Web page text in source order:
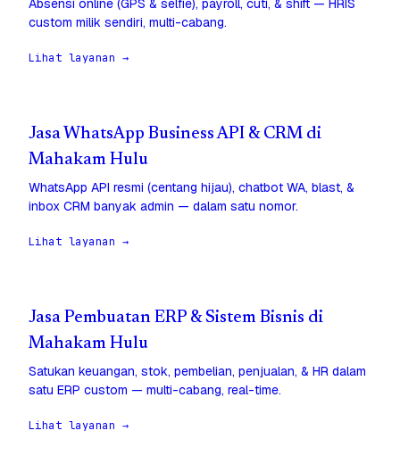
Absensi online (GPS & selfie), payroll, cuti, & shift — HRIS
custom milik sendiri, multi-cabang.
Lihat layanan →
Jasa WhatsApp Business API & CRM di
Mahakam Hulu
WhatsApp API resmi (centang hijau), chatbot WA, blast, &
inbox CRM banyak admin — dalam satu nomor.
Lihat layanan →
Jasa Pembuatan ERP & Sistem Bisnis di
Mahakam Hulu
Satukan keuangan, stok, pembelian, penjualan, & HR dalam
satu ERP custom — multi-cabang, real-time.
Lihat layanan →